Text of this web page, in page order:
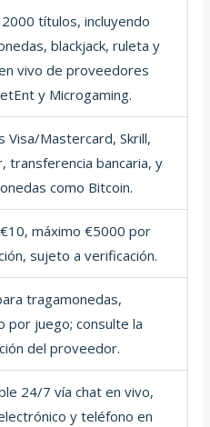
títulos, incluyendo
blackjack, ruleta y
vivo de proveedores
y Microgaming.
Visa/Mastercard, Skrill,
transferencia bancaria, y
como Bitcoin.
máximo €5000 por
sujeto a verificación.
tragamonedas,
por juego; consulte la
del proveedor.
24/7 vía chat en vivo,
y teléfono en